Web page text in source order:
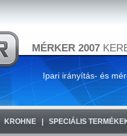
MÉRKER 2007
Ipari irányítás- és
KROHNE SPECIÁLIS